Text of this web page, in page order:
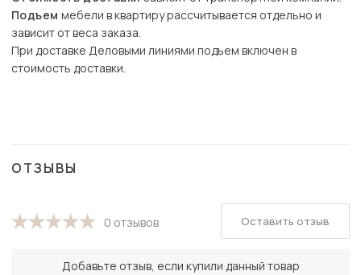
Подъем мебели в квартиру рассчитывается отдельно и
зависит от веса заказа.
При доставке Деловыми линиями подъем включен в
стоимость доставки.
ОТЗЫВЫ
0 отзывов
Добавьте отзыв, если купили данный товар
Оставить отзыв